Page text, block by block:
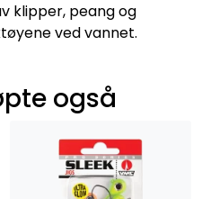
klipper, peang og
ved vannet.
også